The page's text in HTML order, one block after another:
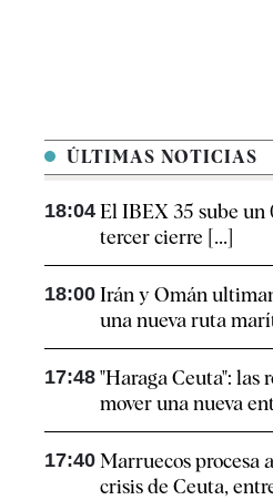
ÚLTIMAS NOTICIAS
18:04 El IBEX 35 sube un
tercer cierre [...]
18:00 Irán y Omán
una nueva ruta
17:48 "Haraga Ceuta": las
mover una nueva
17:40 Marruecos procesa
crisis de Ceuta,